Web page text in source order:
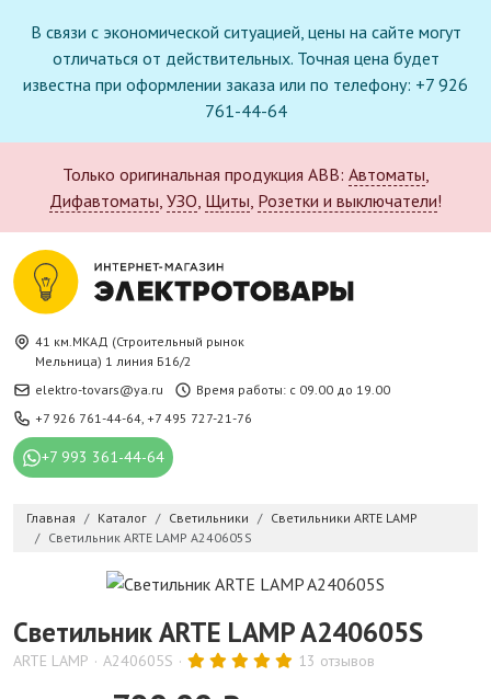
В связи с экономической ситуацией, цены на сайте могут
отличаться от действительных. Точная цена будет
известна при оформлении заказа или по телефону: +7 926
761-44-64
Только оригинальная продукция ABB: Автоматы,
Дифавтоматы, УЗО, Щиты, Розетки и выключатели!
41 км.МКАД (Строительный рынок
Мельница) 1 линия Б16/2
elektro-tovars@ya.ru
Время работы: с 09.00 до 19.00
+7 926 761-44-64, +7 495 727-21-76
+7 993 361-44-64
Главная Каталог Светильники
Светильники ARTE LAMP
Светильник ARTE LAMP A240605S
Светильник ARTE LAMP A240605S
ARTE LAMP A240605S 13 отзывов